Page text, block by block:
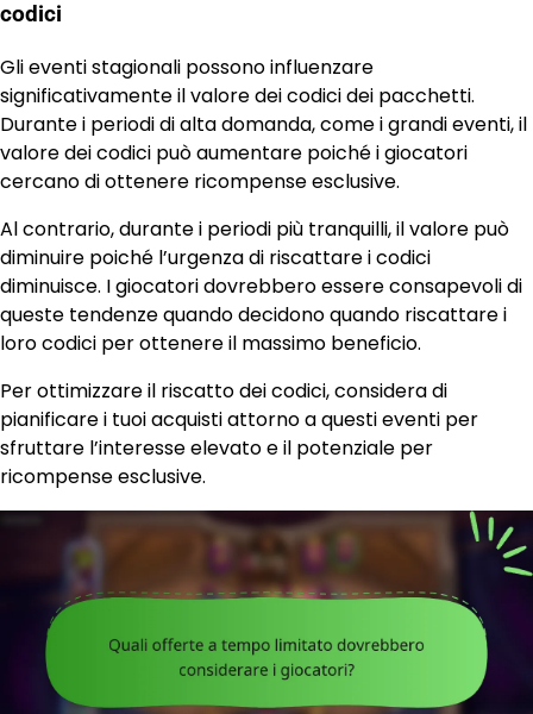
codici
Gli eventi stagionali possono influenzare
significativamente il valore dei codici dei pacchetti.
Durante i periodi di alta domanda, come i grandi eventi, il
valore dei codici può aumentare poiché i giocatori
cercano di ottenere ricompense esclusive.
Al contrario, durante i periodi più tranquilli, il valore può
diminuire poiché l’urgenza di riscattare i codici
diminuisce. I giocatori dovrebbero essere consapevoli di
queste tendenze quando decidono quando riscattare i
loro codici per ottenere il massimo beneficio.
Per ottimizzare il riscatto dei codici, considera di
pianificare i tuoi acquisti attorno a questi eventi per
sfruttare l’interesse elevato e il potenziale per
ricompense esclusive.